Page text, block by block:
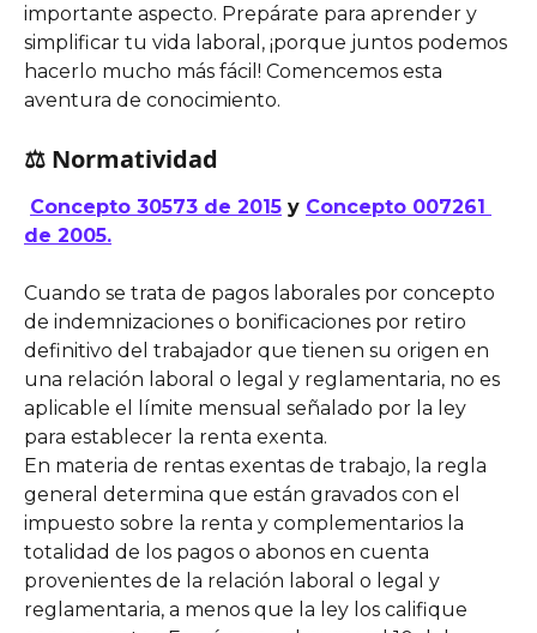
importante aspecto. Prepárate para aprender y
simplificar tu vida laboral, ¡porque juntos podemos
hacerlo mucho más fácil! Comencemos esta
aventura de conocimiento.
⚖️ Normatividad
Concepto 30573 de 2015 y Concepto 007261
de 2005.
Cuando se trata de pagos laborales por concepto
de indemnizaciones o bonificaciones por retiro
definitivo del trabajador que tienen su origen en
una relación laboral o legal y reglamentaria, no es
aplicable el límite mensual señalado por la ley
para establecer la renta exenta.
En materia de rentas exentas de trabajo, la regla
general determina que están gravados con el
impuesto sobre la renta y complementarios la
totalidad de los pagos o abonos en cuenta
provenientes de la relación laboral o legal y
reglamentaria, a menos que la ley los califique